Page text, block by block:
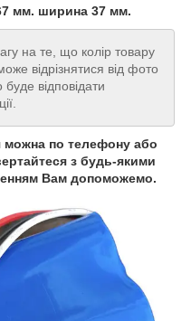
мм. ширина 37 мм.
на те, що колір товару
відрізнятися від фото
відповідати
можна по телефону або
з будь-якими
Вам допоможемо.